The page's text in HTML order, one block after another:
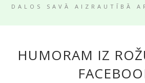
DALOS SAVĀ AIZRAUTĪBĀ
HUMORAM IZ